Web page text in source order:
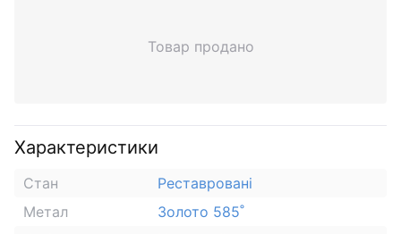
Товар продано
Характеристики
Стан
Реставровані
Метал
Золото 585˚